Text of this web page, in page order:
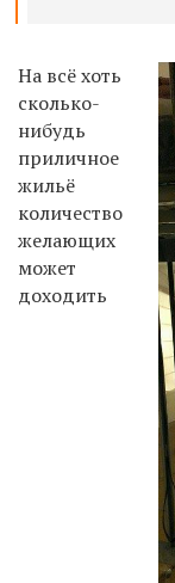
На всё хоть
сколько-
нибудь
приличное
жильё
количество
желающих
может
доходить